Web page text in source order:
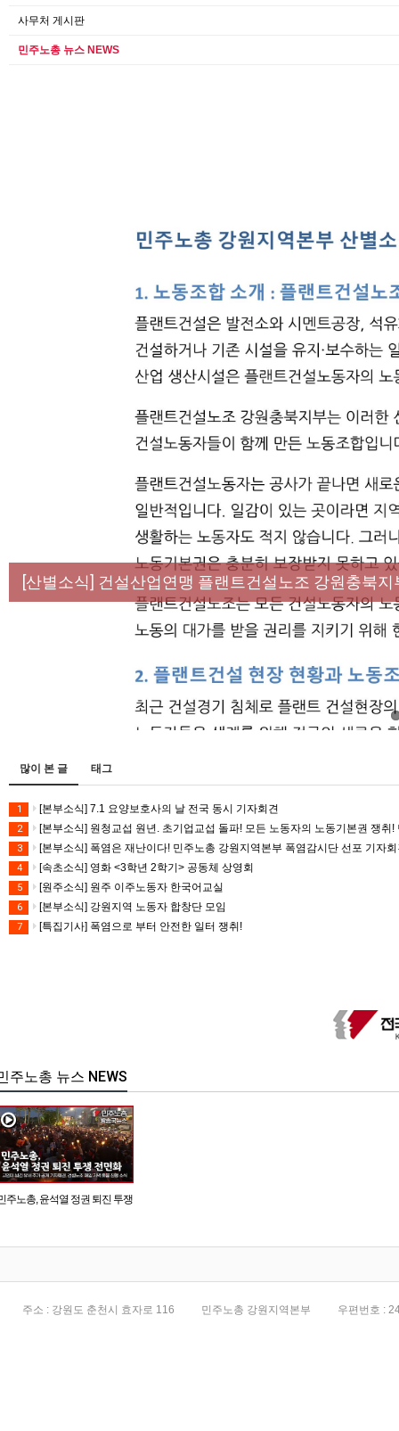
사무처 게시판
민주노총 뉴스 NEWS
[성명] 막을 수 있었던 죽음, HL만도가 책임져라 : 청
[산별소식] 건설산업연맹 플랜트건설노조 강원충북지
[강릉,속초,원주,춘천] 폭염감시단 사업 이모저모
[조합원☆인터뷰] 서비스연맹 전국학교비정규직노동
[본부소식] 강원지역 노동자 합창단 모임
많이 본 글 태그
1 [본부소식] 7.1 요양보호사의 날 전국 동시 기자회견
2 [본부소식] 원청교섭 원년. 초기업교섭 돌파! 모든 노동자의 노동기본권 쟁취
3 [본부소식] 폭염은 재난이다! 민주노총 강원지역본부 폭염감시단 선포 기자
4 [속초소식] 영화 <3학년 2학기> 공동체 상영회
5 [원주소식] 원주 이주노동자 한국어교실
6 [본부소식] 강원지역 노동자 합창단 모임
7 [특집기사] 폭염으로 부터 안전한 일터 쟁취!
주노총 뉴스 NEWS
주노총, 윤석열 정권 퇴진 투쟁
주소 : 강원도 춘천시 효자로 116 민주노총 강원지역본부 우편번호 :